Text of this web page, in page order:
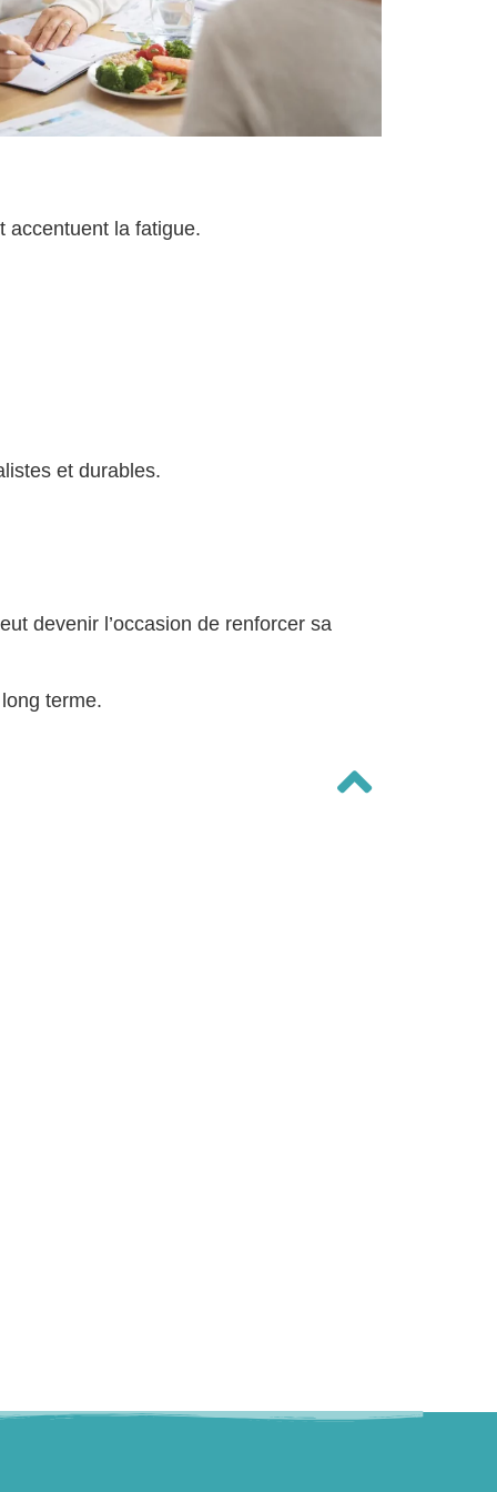
accentuent la fatigue.
et durables.
devenir l’occasion de renforcer sa
terme.